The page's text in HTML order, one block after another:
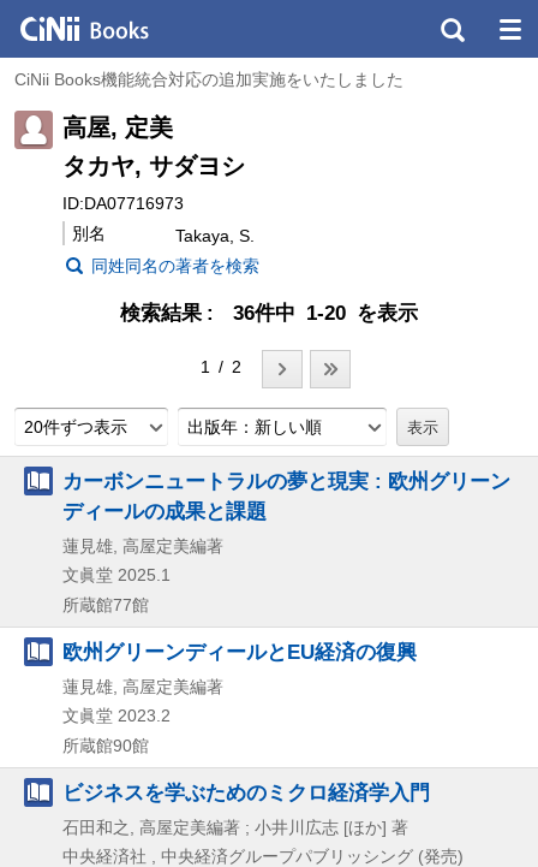
CiNii Books機能統合対応の追加実施をいたしました
高屋, 定美
タカヤ, サダヨシ
ID:DA07716973
別名
Takaya, S.
同姓同名の著者を検索
検索結果 36件中 1-20 を表示
1 / 2
20件ずつ表示 出版年：新しい順
カーボンニュートラルの夢と現実 : 欧州グリーン
ディールの成果と課題
蓮見雄, 高屋定美編著
文眞堂 2025.1
所蔵館77館
欧州グリーンディールとEU経済の復興
蓮見雄, 高屋定美編著
文眞堂 2023.2
所蔵館90館
ビジネスを学ぶためのミクロ経済学入門
石田和之, 高屋定美編著 ; 小井川広志 [ほか] 著
中央経済社 , 中央経済グループパブリッシング (発売)